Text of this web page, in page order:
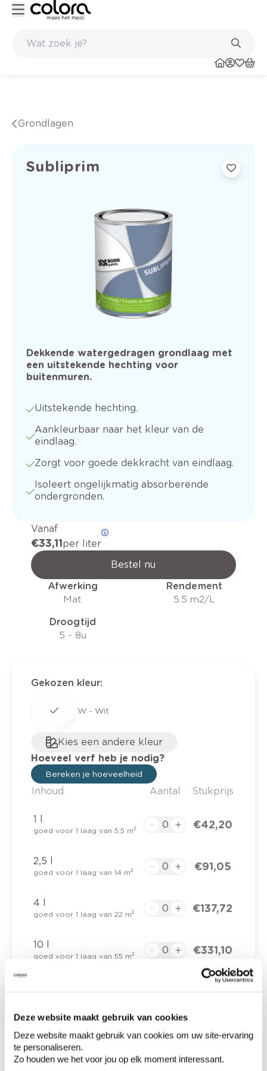
Deze website maakt gebruik van cookies
Deze website maakt gebruik van cookies om uw site-ervaring
te personaliseren.
Zo houden we het voor jou op elk moment interessant.
Grondlagen
Subliprim
Dekkende watergedragen grondlaag met
een uitstekende hechting voor
buitenmuren.
Uitstekende hechting.
Aankleurbaar naar het kleur van de
eindlaag.
Zorgt voor goede dekkracht van eindlaag.
Isoleert ongelijkmatig absorberende
ondergronden.
Vanaf
€ 33,11per liter
Bestel nu
Afwerking
Mat
Rendement
5.5 m2/L
Droogtijd
5 - 8u
Gekozen kleur:
W - Wit
Kies een andere kleur
Hoeveel verf heb je nodig?
Bereken je hoeveelheid
Inhoud Aantal Stukprijs
1 l
goed voor 1 laag van 5.5 m² € 42,20
2,5 l
goed voor 1 laag van 14 m² € 91,05
4 l
goed voor 1 laag van 22 m² € 137,72
10 l
goed voor 1 laag van 55 m² € 331,10
Totaalprijs € 0,00
Voeg toe aan winkelmandje
Bezorgopties